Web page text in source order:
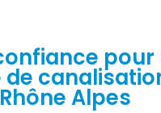
pour
Alpes